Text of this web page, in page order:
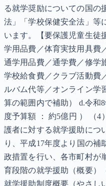
る就学奨励についての国の
法」「学校保健安全法」等
います。【要保護児童生徒
学用品費／体育実技用具費
通学用品費／通学費／修学
学校給食費／クラブ活動費
ルバム代等／オンライン学
算の範囲内で補助） d.令和
度予算額 ： 約5億円 ） （4
護者に対する就学援助につ
り、平成17年度より国の補
政措置を行い、各市町村が
育段階の就学援助（概要）
就学援助制度概要（やさし